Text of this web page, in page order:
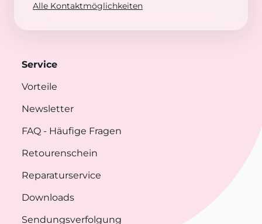
Alle Kontaktmöglichkeiten
Service
Vorteile
Newsletter
FAQ - Häufige Fragen
Retourenschein
Reparaturservice
Downloads
Sendungsverfolgung